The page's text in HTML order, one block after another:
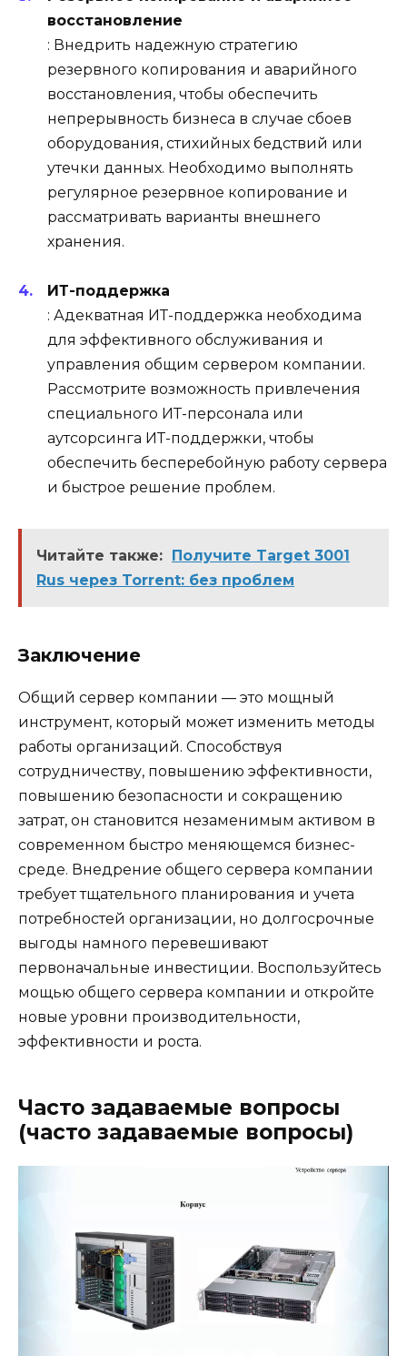
восстановление
: Внедрить надежную стратегию
резервного копирования и аварийного
восстановления, чтобы обеспечить
непрерывность бизнеса в случае сбоев
оборудования, стихийных бедствий или
утечки данных. Необходимо выполнять
регулярное резервное копирование и
рассматривать варианты внешнего
хранения.
ИТ-поддержка
: Адекватная ИТ-поддержка необходима
для эффективного обслуживания и
управления общим сервером компании.
Рассмотрите возможность привлечения
специального ИТ-персонала или
аутсорсинга ИТ-поддержки, чтобы
обеспечить бесперебойную работу сервера
и быстрое решение проблем.
Читайте также:
Получите Target 3001
Rus через Torrent: без проблем
Заключение
Общий сервер компании — это мощный
инструмент, который может изменить методы
работы организаций. Способствуя
сотрудничеству, повышению эффективности,
повышению безопасности и сокращению
затрат, он становится незаменимым активом в
современном быстро меняющемся бизнес-
среде. Внедрение общего сервера компании
требует тщательного планирования и учета
потребностей организации, но долгосрочные
выгоды намного перевешивают
первоначальные инвестиции. Воспользуйтесь
мощью общего сервера компании и откройте
новые уровни производительности,
эффективности и роста.
Часто задаваемые вопросы
(часто задаваемые вопросы)